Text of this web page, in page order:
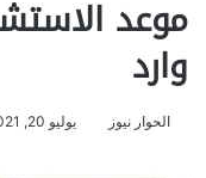
موعد
وارد
الحوار نيوز يوليو 20, 2021